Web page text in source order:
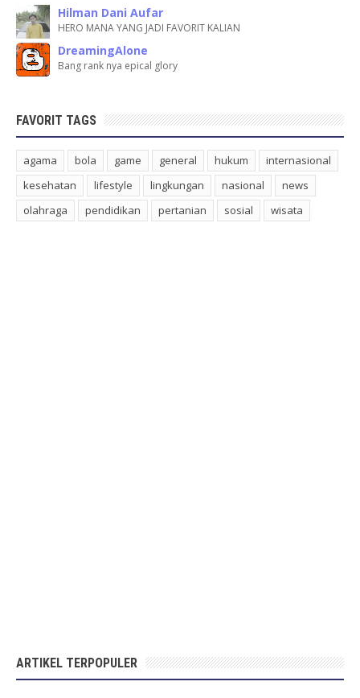
Hilman Dani Aufar
HERO MANA YANG JADI FAVORIT KALIAN
DreamingAlone
Bang rank nya epical glory
FAVORIT TAGS
agama bola game general hukum
internasional
kesehatan
lifestyle lingkungan nasional
news
olahraga
pendidikan pertanian sosial wisata
ARTIKEL TERPOPULER